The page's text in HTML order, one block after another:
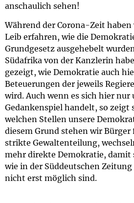
anschaulich sehen!
Während der Corona-Zeit haben
Leib erfahren, wie die
Grundgesetz ausgehebelt
Südafrika von der Kanzlerin
gezeigt, wie Demokratie auch
Beteuerungen der jeweils
wird. Auch wenn es sich hier nur
Gedankenspiel handelt, so zeigt
welchen Stellen unsere
diesem Grund stehen wir
strikte Gewaltenteilung,
mehr direkte Demokratie, damit
wie in der Süddeutschen
nicht erst möglich sind.